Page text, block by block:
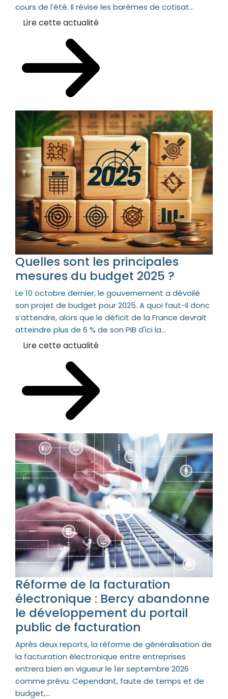
cours de l’été. Il révise les barèmes de cotisat...
Lire cette actualité
Quelles sont les principales
mesures du budget 2025 ?
Le 10 octobre dernier, le gouvernement a dévoilé
son projet de budget pour 2025. A quoi faut-il donc
s’attendre, alors que le déficit de la France devrait
atteindre plus de 6 % de son PIB d'ici la...
Lire cette actualité
Réforme de la facturation
électronique : Bercy abandonne
le développement du portail
public de facturation
Après deux reports, la réforme de généralisation de
la facturation électronique entre entreprises
entrera bien en vigueur le 1er septembre 2026
comme prévu. Cependant, faute de temps et de
budget,...